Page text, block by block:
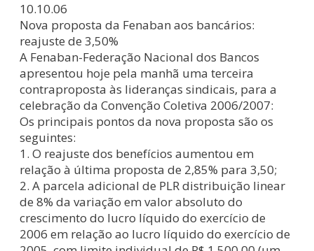
10.10.06
Nova proposta da Fenaban aos bancários:
reajuste de 3,50%
A Fenaban-Federação Nacional dos Bancos
apresentou hoje pela manhã uma terceira
contraproposta às lideranças sindicais, para a
celebração da Convenção Coletiva 2006/2007:
Os principais pontos da nova proposta são os
seguintes:
1. O reajuste dos benefícios aumentou em
relação à última proposta de 2,85% para 3,50;
2. A parcela adicional de PLR distribuição linear
de 8% da variação em valor absoluto do
crescimento do lucro líquido do exercício de
2006 em relação ao lucro líquido do exercício de